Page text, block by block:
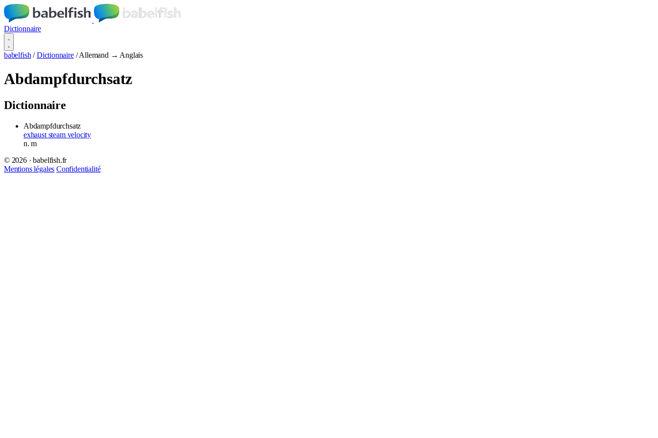
Dictionnaire
babelfish / Dictionnaire / Allemand → Anglais
Abdampfdurchsatz
Dictionnaire
Abdampfdurchsatz
exhaust steam velocity
n.m
© 2026 · babelfish.fr
Mentions légales Confidentialité